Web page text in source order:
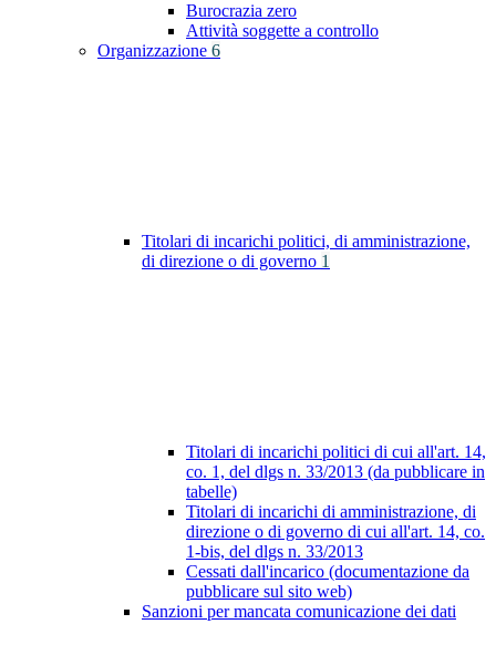
Burocrazia zero
Attività soggette a controllo
Organizzazione 6
Titolari di incarichi politici, di amministrazione,
di direzione o di governo 1
Titolari di incarichi politici di cui all'art. 14,
co. 1, del dlgs n. 33/2013 (da pubblicare in
tabelle)
Titolari di incarichi di amministrazione, di
direzione o di governo di cui all'art. 14, co.
1-bis, del dlgs n. 33/2013
Cessati dall'incarico (documentazione da
pubblicare sul sito web)
Sanzioni per mancata comunicazione dei dati